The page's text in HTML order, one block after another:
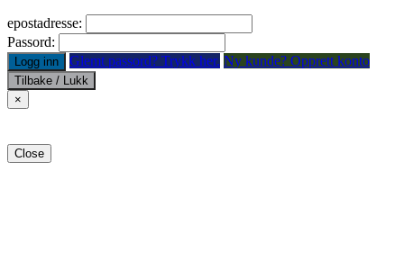
epostadresse:
Passord:
Logg inn Glemt passord? Trykk her. Ny kunde? Opprett konto
Tilbake / Lukk
×
Close